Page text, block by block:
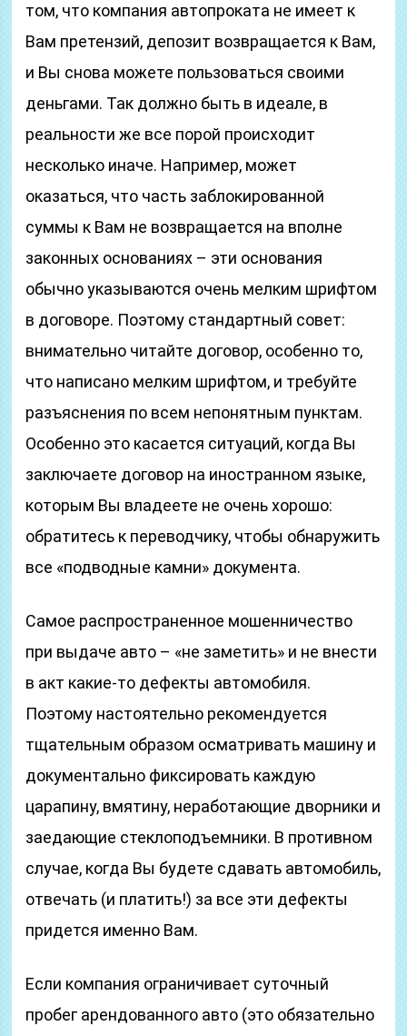
том, что компания автопроката не имеет к
Вам претензий, депозит возвращается к Вам,
и Вы снова можете пользоваться своими
деньгами. Так должно быть в идеале, в
реальности же все порой происходит
несколько иначе. Например, может
оказаться, что часть заблокированной
суммы к Вам не возвращается на вполне
законных основаниях – эти основания
обычно указываются очень мелким шрифтом
в договоре. Поэтому стандартный совет:
внимательно читайте договор, особенно то,
что написано мелким шрифтом, и требуйте
разъяснения по всем непонятным пунктам.
Особенно это касается ситуаций, когда Вы
заключаете договор на иностранном языке,
которым Вы владеете не очень хорошо:
обратитесь к переводчику, чтобы обнаружить
все «подводные камни» документа.
Самое распространенное мошенничество
при выдаче авто – «не заметить» и не внести
в акт какие-то дефекты автомобиля.
Поэтому настоятельно рекомендуется
тщательным образом осматривать машину и
документально фиксировать каждую
царапину, вмятину, неработающие дворники и
заедающие стеклоподъемники. В противном
случае, когда Вы будете сдавать автомобиль,
отвечать (и платить!) за все эти дефекты
придется именно Вам.
Если компания ограничивает суточный
пробег арендованного авто (это обязательно